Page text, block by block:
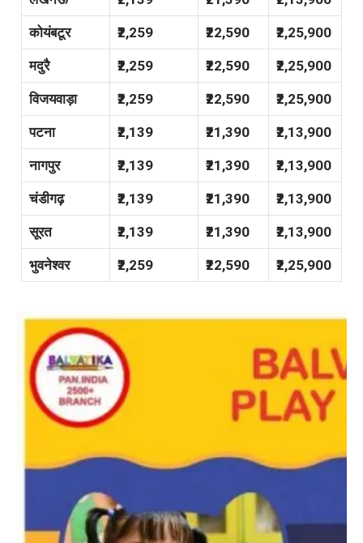
कोयंबटूर ₹2,259 ₹22,590 ₹2,25,900
मदुरै ₹2,259 ₹22,590 ₹2,25,900
विजयवाड़ा ₹2,259 ₹22,590 ₹2,25,900
पटना ₹2,139 ₹21,390 ₹2,13,900
नागपुर ₹2,139 ₹21,390 ₹2,13,900
चंडीगढ़ ₹2,139 ₹21,390 ₹2,13,900
सूरत ₹2,139 ₹21,390 ₹2,13,900
भुवनेश्वर ₹2,259 ₹22,590 ₹2,25,900